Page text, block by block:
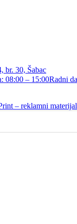
br. 30, Šabac
Radni